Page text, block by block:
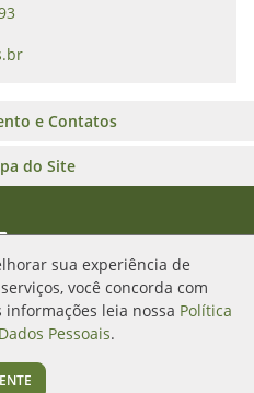
sua experiência de
você concorda com
leia nossa Política
Pessoais.
e Contatos
do Site
YouTube
Acessar Flickr
Acessar SoundCloud
208